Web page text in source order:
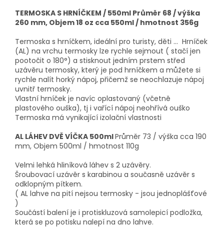
TERMOSKA S HRNÍČKEM / 550ml Průměr 68 / výška
260 mm, Objem 18 oz cca 550ml / hmotnost 356g
Termoska s hrníčkem, ideální pro turisty, děti ... Hrníček
(AL) na vrchu termosky lze rychle sejmout ( stačí jen
pootočit o 180°) a stisknout jedním prstem střed
uzávěru termosky, který je pod hrníčkem a můžete si
rychle nalít horký nápoj, přičemž se neochlazuje nápoj
uvnitř termosky.
Vlastní hrníček je navíc oplastovaný (včetně
plastového ouška), tj i vařící nápoj neohřívá ouško
Termoska má vynikající izolační vlastnosti
AL LÁHEV DVĚ VÍČKA 500mlPrůměr 73 / výška cca 190
mm, Objem 500ml / hmotnost 110g
Velmi lehká hliníková láhev s 2 uzávěry.
Šroubovací uzávěr s karabinou a současně uzávěr s
odklopným pítkem.
( AL lahve na pití nejsou termosky - jsou jednoplášťové
)
Součástí balení je i protiskluzová samolepicí podložka,
která se po potisku nalepí na dno lahve.